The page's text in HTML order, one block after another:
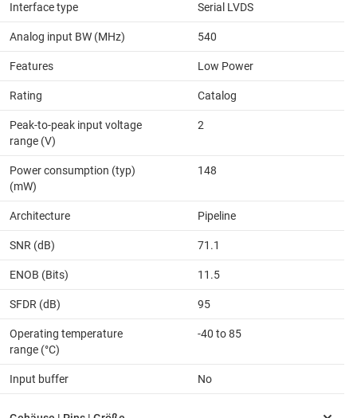
Interface type Serial LVDS
Analog input BW (MHz) 540
Features Low Power
Rating Catalog
Peak-to-peak input voltage
range (V)
2
Power consumption (typ)
(mW)
148
Architecture Pipeline
SNR (dB) 71.1
ENOB (Bits) 11.5
SFDR (dB) 95
Operating temperature
range (°C)
-40 to 85
Input buffer No